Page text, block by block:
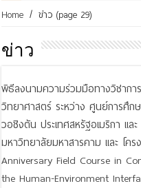
Home / ข่าว (page 29)
ข่าว
พิธีลงนามความร่วมมือทางวิชาก
วิทยาศาสตร์ ระหว่าง ศูนย์การศึ
วอชิงตัน ประเทศสหรัฐอเมริกา แ
มหาวิทยาลัยมหาสารคาม และ โค
Anniversary Field Course in
the Human-Environment